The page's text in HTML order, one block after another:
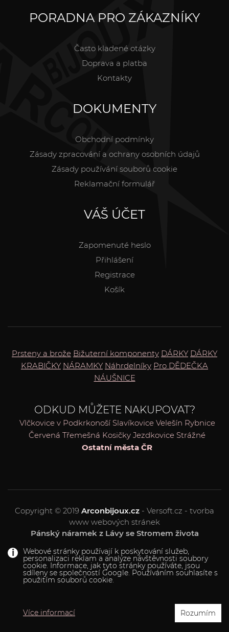
Webové stránky používají k poskytování služeb,
personalizaci reklam a analýze návštěvnosti soubory
cookie. Informace, jak tyto stránky používáte, jsou
sdíleny se společností Google. Používáním souhlasíte s
použitím souborů cookie.
Více informací Rozumím
PORADNA PRO ZÁKAZNÍKY
Často kladené otázky
Doprava a platba
Kontakty
DOKUMENTY
Obchodní podmínky
Zásady zpracování a ochrany osobních údajů
Zásady používání souborů cookie
Reklamační formulář
VÁŠ ÚČET
Zapomenuté heslo
Přihlášení
Registrace
Košík
Prsteny a brože Bižuterní komponenty DÁRKY DÁRKY
KRABIČKY NÁRAMKY Náhrdelníky Pro DĚDEČKA
NÁUŠNICE
ODKUD MŮŽETE NAKUPOVAT?
Vlčkovice v Podkrkonoší Slavíkovice Velešín Rybnice
Červená Třemešná Kosičky Jezdkovice Strážné
Ostatní města ČR
Copyright © 2019 Arconbijoux.cz - Versoft.cz - tvorba
www webových stránek
Pánský náramek z Lávy se Stromem života